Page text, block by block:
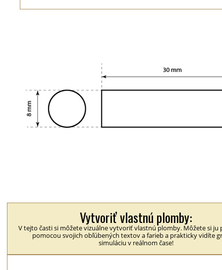
Vytvoriť vlastnú plomby:
V tejto časti si môžete vizuálne vytvoriť vlastnú plomby. Môžete si ju
pomocou svojich obľúbených textov a farieb a prakticky vidíte
simuláciu v reálnom čase!